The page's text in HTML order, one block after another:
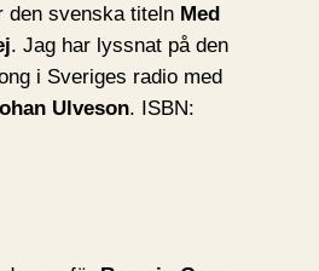
den svenska titeln Med
. Jag har lyssnat på den
i Sveriges radio med
Ulveson. ISBN: